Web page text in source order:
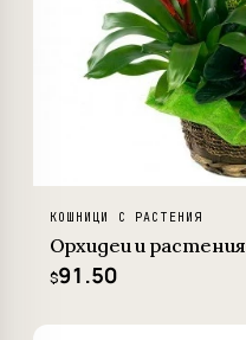
КОШНИЦИ С РАСТЕНИЯ
Орхидеи и растения
$91.50